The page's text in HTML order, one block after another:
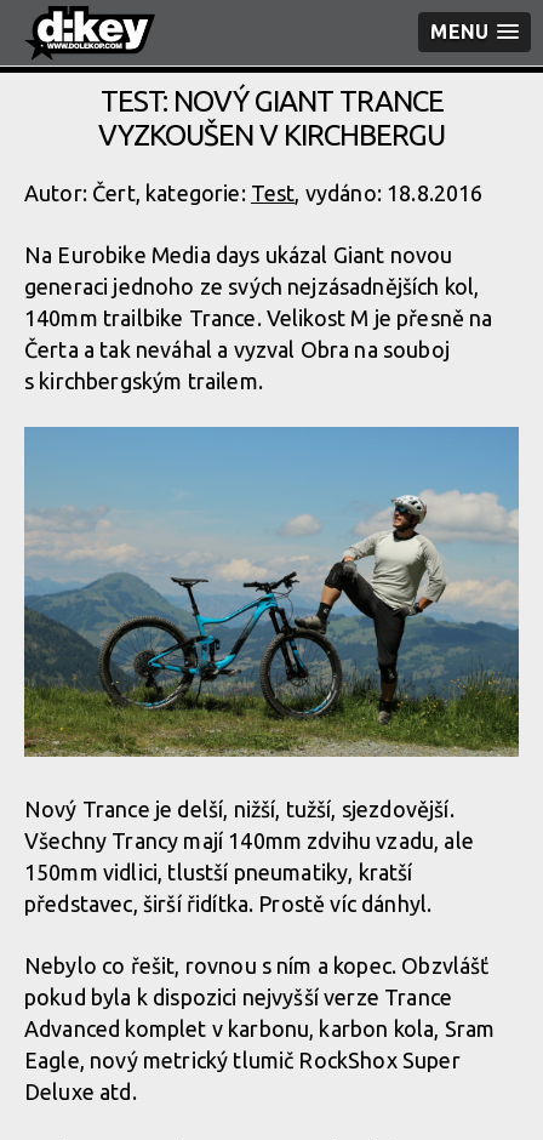
MENU
TEST: NOVÝ GIANT TRANCE
VYZKOUŠEN V KIRCHBERGU
Autor: Čert, kategorie: Test, vydáno: 18.8.2016
Na Eurobike Media days ukázal Giant novou
generaci jednoho ze svých nejzásadnějších kol,
140mm trailbike Trance. Velikost M je přesně na
Čerta a tak neváhal a vyzval Obra na souboj
s kirchbergským trailem.
Nový Trance je delší, nižší, tužší, sjezdovější.
Všechny Trancy mají 140mm zdvihu vzadu, ale
150mm vidlici, tlustší pneumatiky, kratší
představec, širší řidítka. Prostě víc dánhyl.
Nebylo co řešit, rovnou s ním a kopec. Obzvlášť
pokud byla k dispozici nejvyšší verze Trance
Advanced komplet v karbonu, karbon kola, Sram
Eagle, nový metrický tlumič RockShox Super
Deluxe atd.